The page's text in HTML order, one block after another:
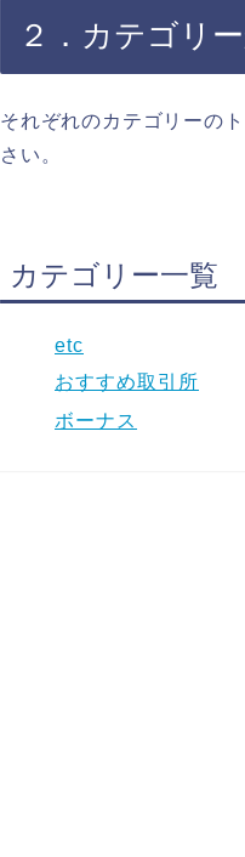
２．カテゴリ
それぞれのカテゴリーの
さい。
カテゴリー一覧
etc
おすすめ取引所
ボーナス